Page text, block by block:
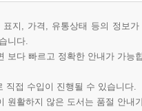
지, 가격, 유통상태 등의 정보
니다.
보다 빠르고 정확한 안내가 가능
직접 수입이 진행될 수 있습니다.
원활하지 않은 도서는 품절 안내